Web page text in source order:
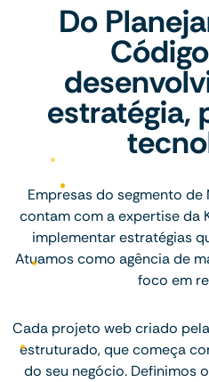
Do
estratégia,
Empresas do segmento
contam com a expertise da
implementar estratégias
Atuamos como agência de
foco em
Cada projeto web criado
estruturado, que começa
do seu negócio. Definimos